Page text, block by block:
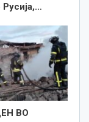
ВО